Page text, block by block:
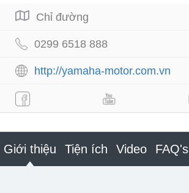
Chỉ đường
0299 6518 888
http://yamaha-motor.com.vn
Giới thiệu Tiện ích Video FAQ's